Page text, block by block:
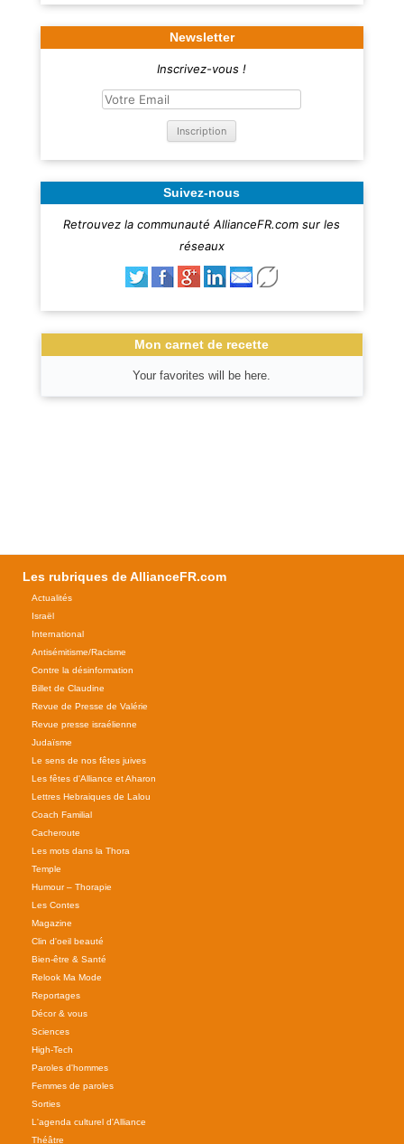
Newsletter
Inscrivez-vous !
Suivez-nous
Retrouvez la communauté AllianceFR.com sur les
réseaux
Mon carnet de recette
Your favorites will be here.
Les rubriques de AllianceFR.com
Actualités
Israël
International
Antisémitisme/Racisme
Contre la désinformation
Billet de Claudine
Revue de Presse de Valérie
Revue presse israélienne
Judaïsme
Le sens de nos fêtes juives
Les fêtes d'Alliance et Aharon
Lettres Hebraiques de Lalou
Coach Familial
Cacheroute
Les mots dans la Thora
Temple
Humour – Thorapie
Les Contes
Magazine
Clin d'oeil beauté
Bien-être & Santé
Relook Ma Mode
Reportages
Décor & vous
Sciences
High-Tech
Paroles d'hommes
Femmes de paroles
Sorties
L'agenda culturel d'Alliance
Théâtre